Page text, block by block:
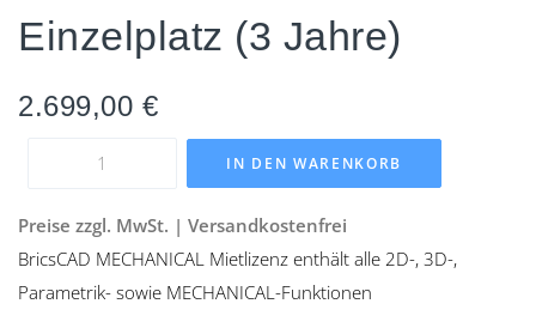
Einzelplatz (3 Jahre)
2.699,00 €
IN DEN WARENKORB
Preise zzgl. MwSt. | Versandkostenfrei
BricsCAD MECHANICAL Mietlizenz enthält alle 2D-, 3D-,
Parametrik- sowie MECHANICAL-Funktionen